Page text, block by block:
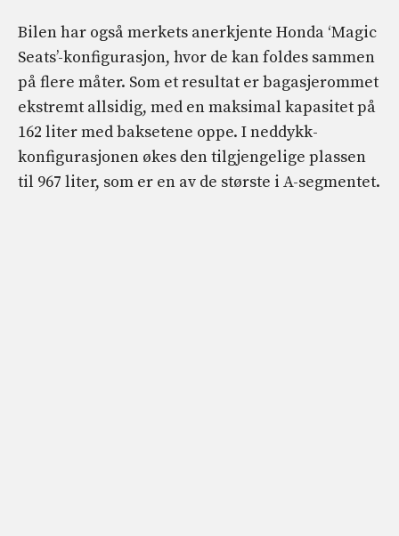
Bilen har også merkets anerkjente Honda ‘Magic
Seats’-konfigurasjon, hvor de kan foldes sammen
på flere måter. Som et resultat er bagasjerommet
ekstremt allsidig, med en maksimal kapasitet på
162 liter med baksetene oppe. I neddykk-
konfigurasjonen økes den tilgjengelige plassen
til 967 liter, som er en av de største i A-segmentet.